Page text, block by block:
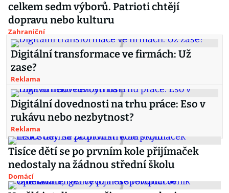
celkem sedm výborů. Patrioti chtějí
dopravu nebo kulturu
Zahraniční
Digitální transformace ve firmách: Už
zase?
Reklama
Digitální dovednosti na trhu práce: Eso v
rukávu nebo nezbytnost?
Reklama
Tisíce dětí se po prvním kole přijímaček
nedostaly na žádnou střední školu
Domácí